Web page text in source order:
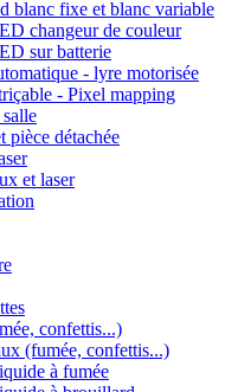
blanc fixe et blanc variable
changeur de couleur
sur batterie
- lyre motorisée
- Pixel mapping
pièce détachée
et laser
confettis...)
(fumée, confettis...)
à fumée